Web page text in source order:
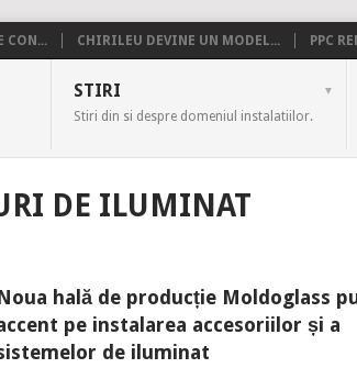
CON... CHIRILEU DEVINE UN MODEL... PPC
STIRI
Stiri din si despre domeniul instalatiilor.
DE ILUMINAT
hală de producție Moldoglass
pe instalarea accesoriilor și a
de iluminat